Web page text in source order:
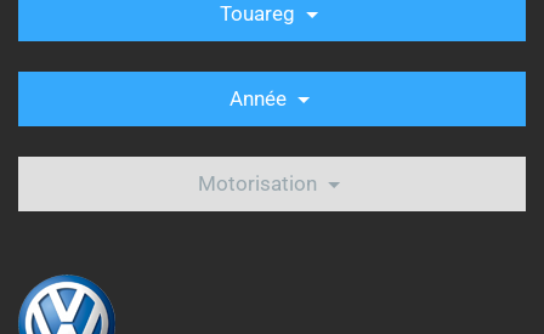
Touareg
Année
Motorisation